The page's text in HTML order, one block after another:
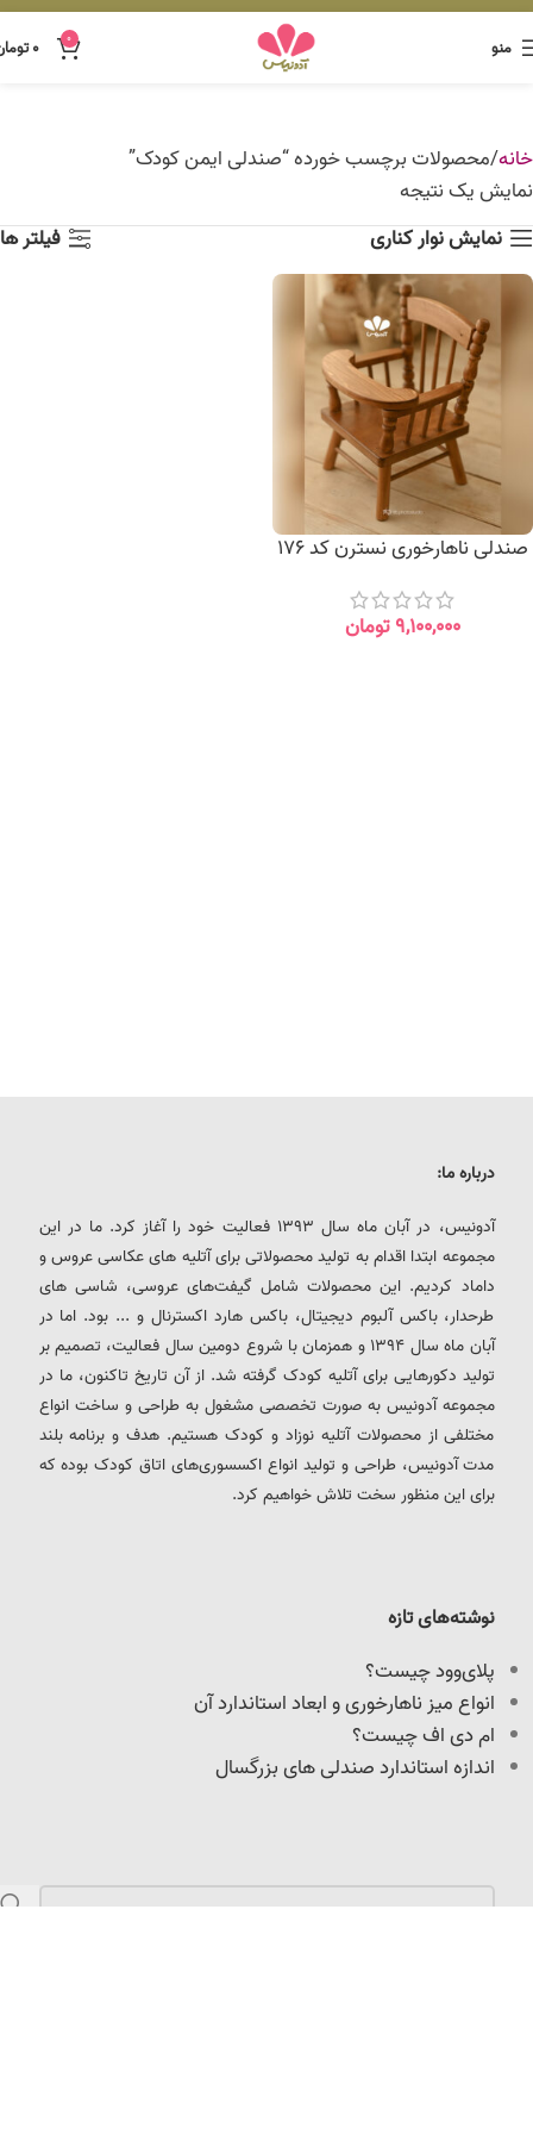
منو 0 ۰
خانه محصولات برچسب خورده “صندلی ایمن کودک”
نمایش یک نتیجه
نمایش نوار کناری
فیلتر ها
صندلی ناهارخوری نسترن کد 176
۹,۱۰۰,۰۰۰تومان
نوشته‌های تازه
پلای‌وود چیست؟
انواع میز ناهارخوری و ابعاد استاندارد آن
ام دی اف چیست؟
اندازه استاندارد صندلی های بزرگسال
درباره ما:
آدونیس، در آبان ماه سال 1393 فعالیت خود را آغاز کرد. ما در این
مجموعه ابتدا اقدام به تولید محصولاتی برای آتلیه های عکاسی عروس و
داماد کردیم. این محصولات شامل گیفت‌های عروسی، شاسی های
طرحدار، باکس آلبوم دیجیتال، باکس هارد اکسترنال و ... بود. اما در
آبان ماه سال 1394 و همزمان با شروع دومین سال فعالیت، تصمیم بر
تولید دکورهایی برای آتلیه کودک گرفته شد. از آن تاریخ تاکنون، ما در
مجموعه آدونیس به صورت تخصصی مشغول به طراحی و ساخت انواع
مختلفی از محصولات آتلیه نوزاد و کودک هستیم. هدف و برنامه بلند
مدت آدونیس، طراحی و تولید انواع اکسسوری‌های اتاق کودک بوده که
برای این منظور سخت تلاش خواهیم کرد.